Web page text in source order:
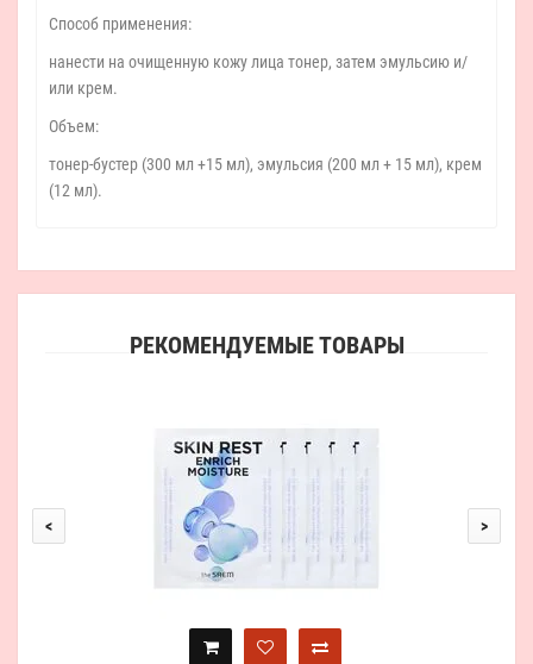
Способ применения:
нанести на очищенную кожу лица тонер, затем эмульсию и/
или крем.
Объем:
тонер-бустер (300 мл +15 мл), эмульсия (200 мл + 15 мл), крем
(12 мл).
РЕКОМЕНДУЕМЫЕ ТОВАРЫ
< >